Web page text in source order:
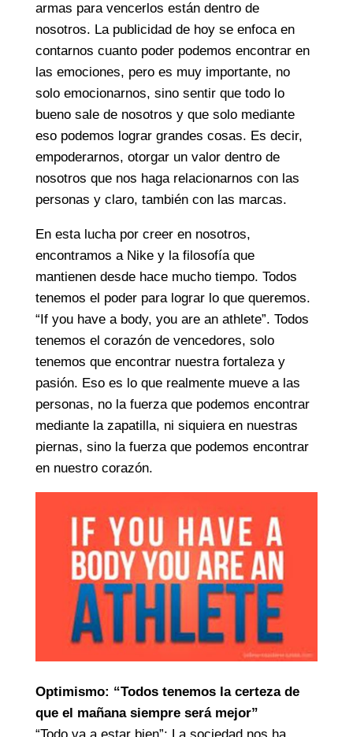
armas para vencerlos están dentro de
nosotros. La publicidad de hoy se enfoca en
contarnos cuanto poder podemos encontrar en
las emociones, pero es muy importante, no
solo emocionarnos, sino sentir que todo lo
bueno sale de nosotros y que solo mediante
eso podemos lograr grandes cosas. Es decir,
empoderarnos, otorgar un valor dentro de
nosotros que nos haga relacionarnos con las
personas y claro, también con las marcas.
En esta lucha por creer en nosotros,
encontramos a Nike y la filosofía que
mantienen desde hace mucho tiempo. Todos
tenemos el poder para lograr lo que queremos.
“If you have a body, you are an athlete”. Todos
tenemos el corazón de vencedores, solo
tenemos que encontrar nuestra fortaleza y
pasión. Eso es lo que realmente mueve a las
personas, no la fuerza que podemos encontrar
mediante la zapatilla, ni siquiera en nuestras
piernas, sino la fuerza que podemos encontrar
en nuestro corazón.
Optimismo: “Todos tenemos la certeza de
que el mañana siempre será mejor”